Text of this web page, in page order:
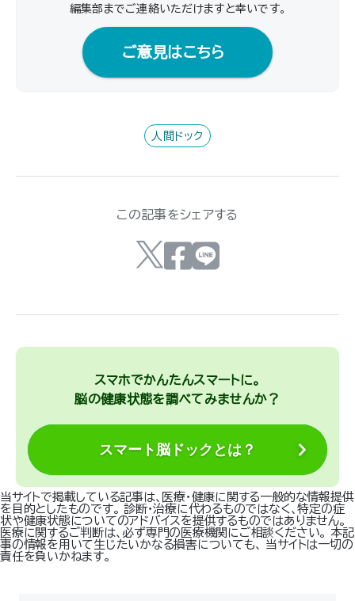
編集部までご連絡いただけますと幸いです｡
ご意見はこちら
人間ドック
この記事をシェアする
スマホでかんたんスマートに。
脳の健康状態を調べてみませんか？
スマート脳ドックとは？
当サイトで掲載している記事は、医療・健康に関する一般的な情報提供
を目的としたものです。 診断・治療に代わるものではなく、特定の症
状や健康状態についてのアドバイスを提供するものではありません。
医療に関するご判断は、必ず専門の医療機関にご相談ください。 本記
事の情報を用いて生じたいかなる損害についても、 当サイトは一切の
責任を負いかねます。